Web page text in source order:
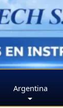
Argentina